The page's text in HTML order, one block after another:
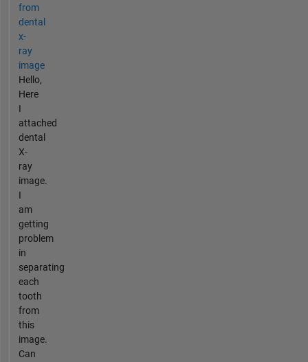
from
dental
x-
ray
image
Hello,
Here
I
attached
dental
X-
ray
image.
I
am
getting
problem
in
separating
each
tooth
from
this
image.
Can